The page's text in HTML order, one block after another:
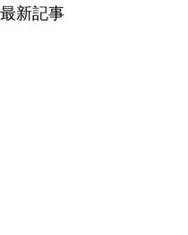
最新記事